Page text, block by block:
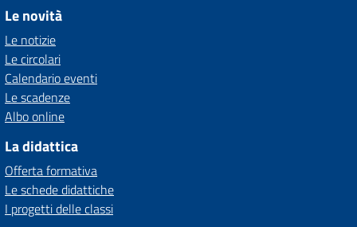
Le novità
Le notizie
Le circolari
Calendario eventi
Le scadenze
Albo online
La didattica
Offerta formativa
Le schede didattiche
I progetti delle classi